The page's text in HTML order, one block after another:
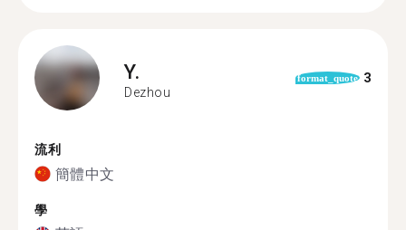
Y.
Dezhou
format_quote 3
流利
簡體中文
學